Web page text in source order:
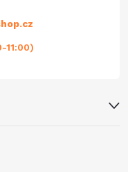
11:00)